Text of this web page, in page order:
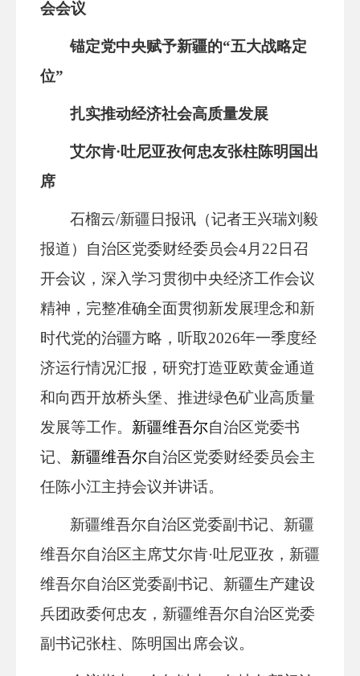
会会议
锚定党中央赋予新疆的“五大战略定
位”
扎实推动经济社会高质量发展
艾尔肯·吐尼亚孜何忠友张柱陈明国出
席
石榴云/新疆日报讯（记者王兴瑞刘毅
报道） 自治区党委财经委员会4月22日召
开会议，深入学习贯彻中央经济工作会议
精神，完整准确全面贯彻新发展理念和新
时代党的治疆方略，听取2026年一季度经
济运行情况汇报，研究打造亚欧黄金通道
和向西开放桥头堡、推进绿色矿业高质量
发展等工作。 新疆维吾尔自治区党委书
记、 新疆维吾尔自治区党委财经委员会主
任陈小江主持会议并讲话。
新疆维吾尔自治区党委副书记、 新疆
维吾尔自治区主席艾尔肯·吐尼亚孜， 新疆
维吾尔自治区党委副书记、新疆生产建设
兵团政委何忠友， 新疆维吾尔自治区党委
副书记张柱、陈明国出席会议。